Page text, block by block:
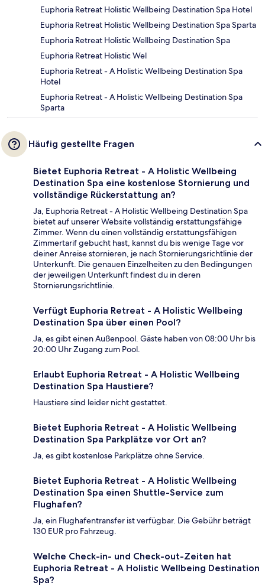
Euphoria Retreat Holistic Wellbeing Destination Spa Hotel
Euphoria Retreat Holistic Wellbeing Destination Spa Sparta
Euphoria Retreat Holistic Wellbeing Destination Spa
Euphoria Retreat Holistic Wel
Euphoria Retreat - A Holistic Wellbeing Destination Spa
Hotel
Euphoria Retreat - A Holistic Wellbeing Destination Spa
Sparta
Häufig gestellte Fragen
Bietet Euphoria Retreat - A Holistic Wellbeing
Destination Spa eine kostenlose Stornierung und
vollständige Rückerstattung an?
Ja, Euphoria Retreat - A Holistic Wellbeing Destination Spa
bietet auf unserer Website vollständig erstattungsfähige
Zimmer. Wenn du einen vollständig erstattungsfähigen
Zimmertarif gebucht hast, kannst du bis wenige Tage vor
deiner Anreise stornieren, je nach Stornierungsrichtlinie der
Unterkunft. Die genauen Einzelheiten zu den Bedingungen
der jeweiligen Unterkunft findest du in deren
Stornierungsrichtlinie.
Verfügt Euphoria Retreat - A Holistic Wellbeing
Destination Spa über einen Pool?
Ja, es gibt einen Außenpool. Gäste haben von 08:00 Uhr bis
20:00 Uhr Zugang zum Pool.
Erlaubt Euphoria Retreat - A Holistic Wellbeing
Destination Spa Haustiere?
Haustiere sind leider nicht gestattet.
Bietet Euphoria Retreat - A Holistic Wellbeing
Destination Spa Parkplätze vor Ort an?
Ja, es gibt kostenlose Parkplätze ohne Service.
Bietet Euphoria Retreat - A Holistic Wellbeing
Destination Spa einen Shuttle-Service zum
Flughafen?
Ja, ein Flughafentransfer ist verfügbar. Die Gebühr beträgt
130 EUR pro Fahrzeug.
Welche Check-in- und Check-out-Zeiten hat
Euphoria Retreat - A Holistic Wellbeing Destination
Spa?